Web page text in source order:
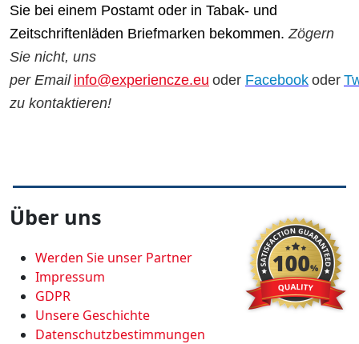
Sie bei einem Postamt oder in Tabak- und
Zeitschriftenläden Briefmarken bekommen.Zögern
Sie nicht, uns
per Email info@experiencze.eu oder Facebook oder
zu kontaktieren!
Über uns
Werden Sie unser Partner
Impressum
GDPR
Unsere Geschichte
Datenschutzbestimmungen